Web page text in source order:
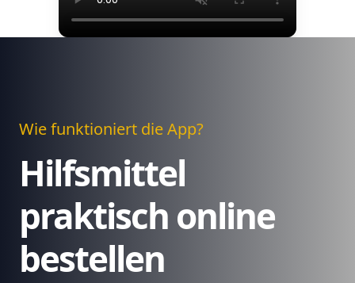
Wie funktioniert die App?
Hilfsmittel
praktisch online
bestellen